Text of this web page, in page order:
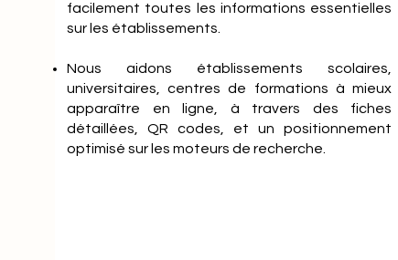
facilement toutes les informations essentielles
sur les établissements.
Nous aidons établissements scolaires,
universitaires, centres de formations à mieux
apparaître en ligne, à travers des fiches
détaillées, QR codes, et un positionnement
optimisé sur les moteurs de recherche.